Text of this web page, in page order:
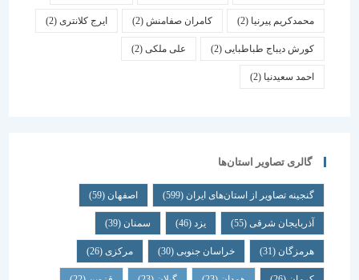
محمدکریم پیرنیا (2) کامران صفامنش(2) ایرج کلانتری (2)
کورش دیباج طباطبایی(2) علی ملکی(2)
احمد سعیدنیا (2)
گالری تصاویر استان‌ها
گنجینه تصاویر از استان‌های ایران(599) اصفهان (59)
آذربایجان شرقی(55) یزد سمنان (39)
هرمزگان(31) خراسان جنوبی(30) مرکزی (26)